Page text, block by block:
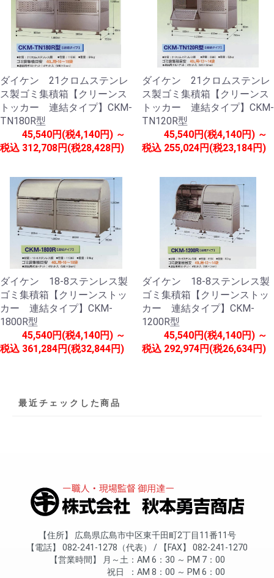
ダイケン 21クロムステンレ
ス製ゴミ集積箱【クリーンス
トッカー 連結タイプ】CKM-
TN180R型
税込
45,540円(税4,140円) ～
312,708円(税28,428円)
ダイケン 21クロムステンレ
ス製ゴミ集積箱【クリーンス
トッカー 連結タイプ】CKM-
TN120R型
税込
45,540円(税4,140円) ～
255,024円(税23,184円)
ダイケン 18-8ステンレス製
ゴミ集積箱【クリーンストッ
カー 連結タイプ】CKM-
1800R型
税込
45,540円(税4,140円) ～
361,284円(税32,844円)
ダイケン 18-8ステンレス製
ゴミ集積箱【クリーンストッ
カー 連結タイプ】CKM-
1200R型
税込
45,540円(税4,140円) ～
292,974円(税26,634円)
最近チェックした商品
住所
広島県広島市中区東千田町2丁目11番11号
電話
082-241-1278（代表） FAX
082-241-1270
営業時間
月～土
AM 6：30 ～ PM 7：00
祝日
AM 8：00 ～ PM 6：00